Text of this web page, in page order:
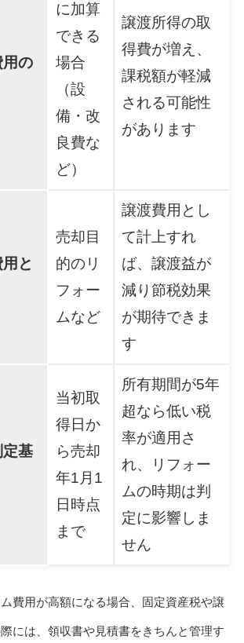
用の
に加算
できる
場合
（設
備・改
良費な
ど）
譲渡所得の取
得費が増え、
課税額が軽減
される可能性
があります
と
売却目
的のリ
フォー
ムなど
譲渡費用とし
て計上すれ
ば、譲渡益が
減り節税効果
が期待できま
す
定基
当初取
得日か
ら売却
年1月1
日時点
まで
所有期間が5年
超なら低い税
率が適用さ
れ、リフォー
ムの時期は判
定に影響しま
せん
費用が高額になる場合、固定資産税や譲
には、領収書や見積書をきちんと管理す